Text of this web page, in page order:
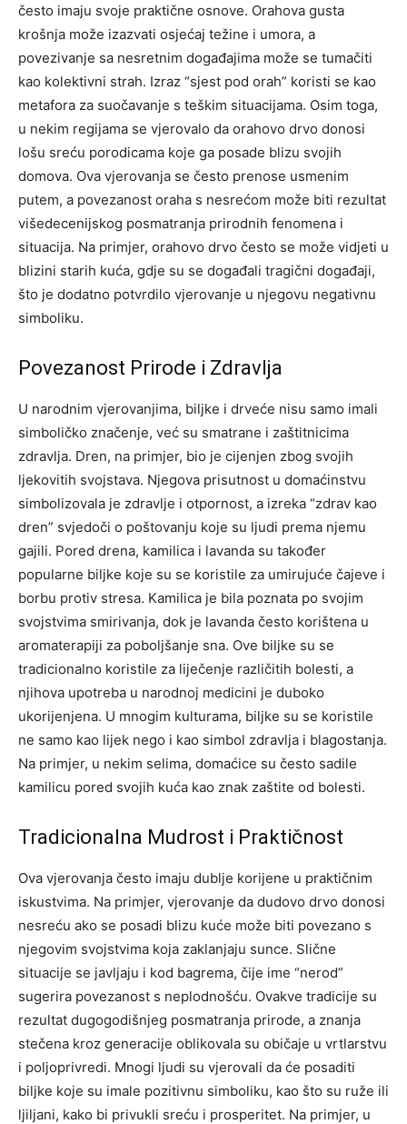
često imaju svoje praktične osnove. Orahova gusta
krošnja može izazvati osjećaj težine i umora, a
povezivanje sa nesretnim događajima može se tumačiti
kao kolektivni strah. Izraz “sjest pod orah” koristi se kao
metafora za suočavanje s teškim situacijama. Osim toga,
u nekim regijama se vjerovalo da orahovo drvo donosi
lošu sreću porodicama koje ga posade blizu svojih
domova. Ova vjerovanja se često prenose usmenim
putem, a povezanost oraha s nesrećom može biti rezultat
višedecenijskog posmatranja prirodnih fenomena i
situacija. Na primjer, orahovo drvo često se može vidjeti u
blizini starih kuća, gdje su se događali tragični događaji,
što je dodatno potvrdilo vjerovanje u njegovu negativnu
simboliku.
Povezanost Prirode i Zdravlja
U narodnim vjerovanjima, biljke i drveće nisu samo imali
simboličko značenje, već su smatrane i zaštitnicima
zdravlja. Dren, na primjer, bio je cijenjen zbog svojih
ljekovitih svojstava. Njegova prisutnost u domaćinstvu
simbolizovala je zdravlje i otpornost, a izreka “zdrav kao
dren” svjedoči o poštovanju koje su ljudi prema njemu
gajili. Pored drena, kamilica i lavanda su također
popularne biljke koje su se koristile za umirujuće čajeve i
borbu protiv stresa. Kamilica je bila poznata po svojim
svojstvima smirivanja, dok je lavanda često korištena u
aromaterapiji za poboljšanje sna. Ove biljke su se
tradicionalno koristile za liječenje različitih bolesti, a
njihova upotreba u narodnoj medicini je duboko
ukorijenjena. U mnogim kulturama, biljke su se koristile
ne samo kao lijek nego i kao simbol zdravlja i blagostanja.
Na primjer, u nekim selima, domaćice su često sadile
kamilicu pored svojih kuća kao znak zaštite od bolesti.
Tradicionalna Mudrost i Praktičnost
Ova vjerovanja često imaju dublje korijene u praktičnim
iskustvima. Na primjer, vjerovanje da dudovo drvo donosi
nesreću ako se posadi blizu kuće može biti povezano s
njegovim svojstvima koja zaklanjaju sunce. Slične
situacije se javljaju i kod bagrema, čije ime “nerod”
sugerira povezanost s neplodnošću. Ovakve tradicije su
rezultat dugogodišnjeg posmatranja prirode, a znanja
stečena kroz generacije oblikovala su običaje u vrtlarstvu
i poljoprivredi. Mnogi ljudi su vjerovali da će posaditi
biljke koje su imale pozitivnu simboliku, kao što su ruže ili
ljiljani, kako bi privukli sreću i prosperitet. Na primjer, u